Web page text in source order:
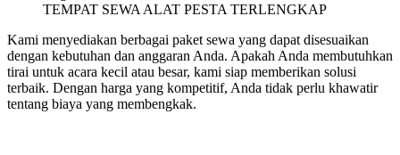
TEMPAT SEWA ALAT PESTA TERLENGKAP
Kami menyediakan berbagai paket sewa yang dapat disesuaikan
dengan kebutuhan dan anggaran Anda. Apakah Anda membutuhkan
tirai untuk acara kecil atau besar, kami siap memberikan solusi
terbaik. Dengan harga yang kompetitif, Anda tidak perlu khawatir
tentang biaya yang membengkak.